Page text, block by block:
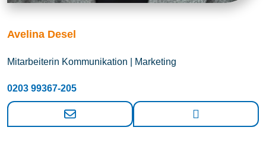
Avelina Desel
Mitarbeiterin Kommunikation | Marketing
0203 99367-205